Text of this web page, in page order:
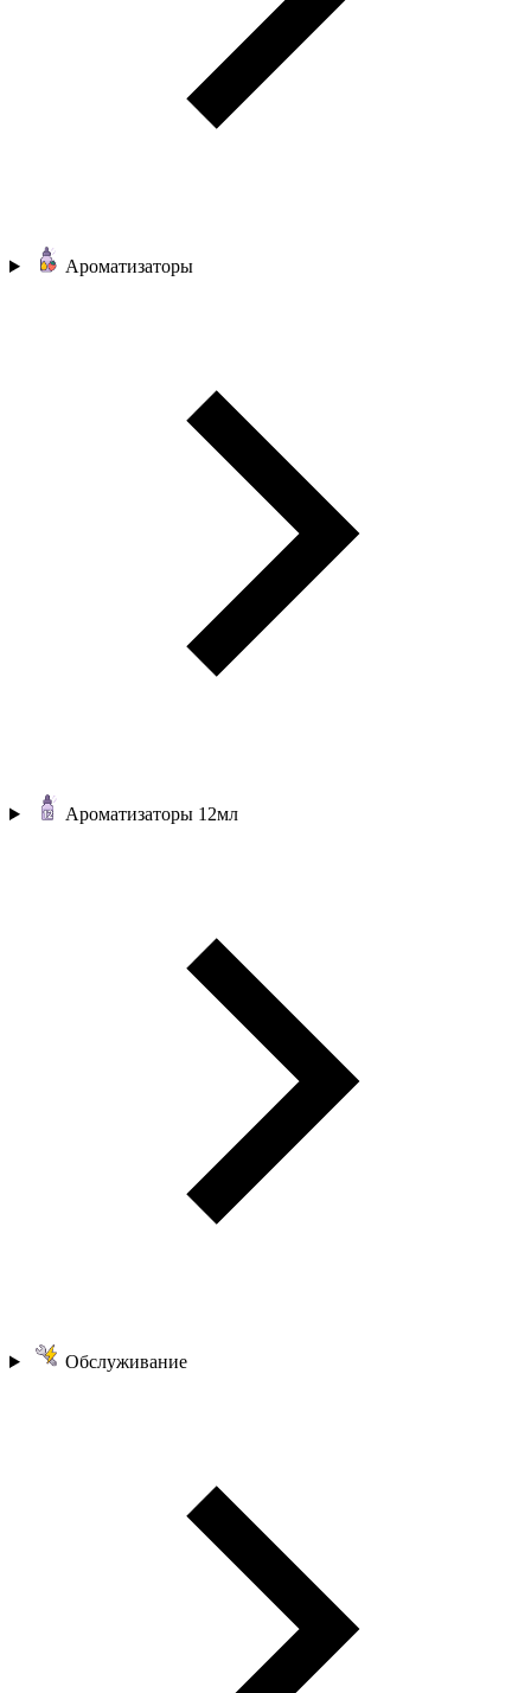
Ароматизаторы
Ароматизаторы 12мл
Обслуживание